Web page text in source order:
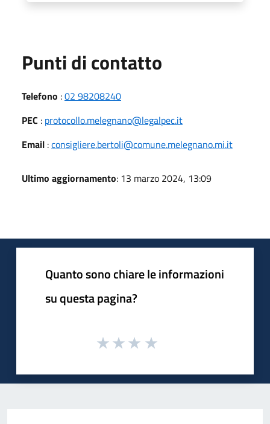
Punti di contatto
Telefono :02 98208240
PEC : protocollo.melegnano@legalpec.it
Email :consigliere.bertoli@comune.melegnano.mi.it
Ultimo aggiornamento: 13 marzo 2024, 13:09
Quanto sono chiare le informazioni
su questa pagina?